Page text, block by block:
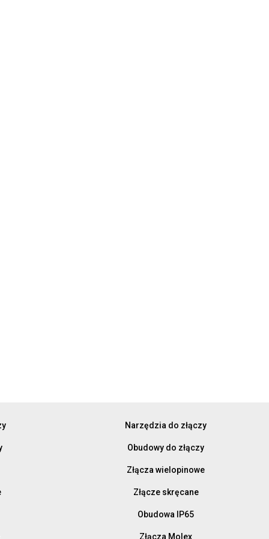
Narzędzia do złączy
Obudowy do złączy
Złącza wielopinowe
Złącze skręcane
Obudowa IP65
Złącza Molex